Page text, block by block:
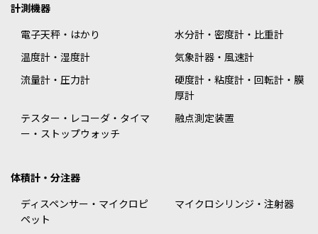
計測機器
電子天秤・はかり
水分計・密度計・比重計
温度計・湿度計
気象計器・風速計
流量計・圧力計
硬度計・粘度計・回転計・膜
厚計
テスター・レコーダ・タイマ
ー・ストップウォッチ
融点測定装置
体積計・分注器
ディスペンサー・マイクロピ
ペット
マイクロシリンジ・注射器